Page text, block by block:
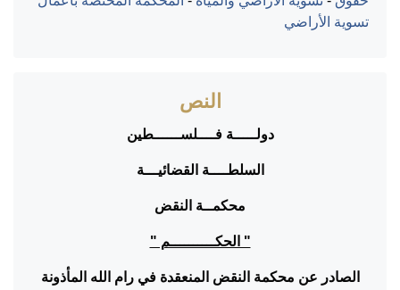
تسوية الأراضي
النص
دولـــــة فــــلســــــطين
السلطــــة القضائيـــة
محكمــة النقض
" الحكــــــــــم "
الصادر عن محكمة النقض المنعقدة في رام الله المأذونة